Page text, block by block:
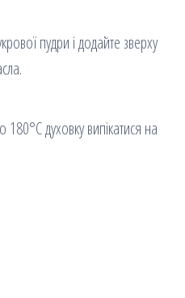
пудри і додайте зверху
180°С духовку випікатися на